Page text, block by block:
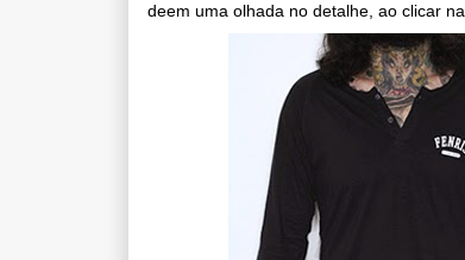
deem uma olhada no detalhe, ao clicar